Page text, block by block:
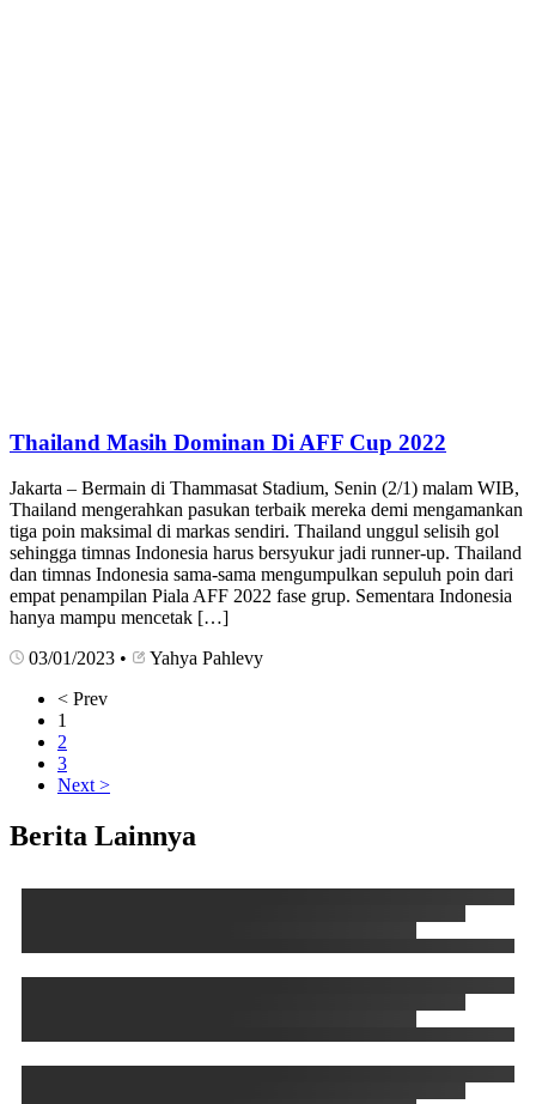
Thailand Masih Dominan Di AFF Cup 2022
Jakarta – Bermain di Thammasat Stadium, Senin (2/1) malam WIB,
Thailand mengerahkan pasukan terbaik mereka demi mengamankan
tiga poin maksimal di markas sendiri. Thailand unggul selisih gol
sehingga timnas Indonesia harus bersyukur jadi runner-up. Thailand
dan timnas Indonesia sama-sama mengumpulkan sepuluh poin dari
empat penampilan Piala AFF 2022 fase grup. Sementara Indonesia
hanya mampu mencetak […]
03/01/2023 •
Yahya Pahlevy
< Prev
1
2
3
Next >
Berita Lainnya